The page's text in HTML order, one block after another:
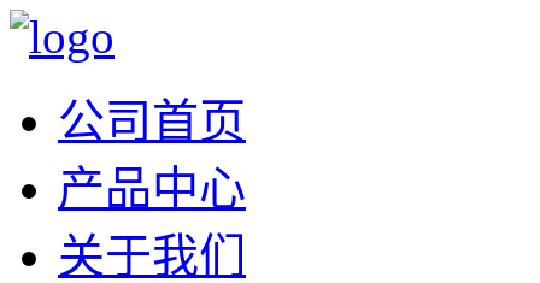
公司首页
产品中心
关于我们